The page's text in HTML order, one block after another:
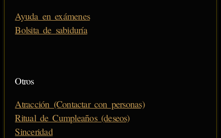
Ayuda en exámenes
Bolsita de sabiduría
Otros
Atracción (Contactar con personas)
Ritual de Cumpleaños (deseos)
Sinceridad